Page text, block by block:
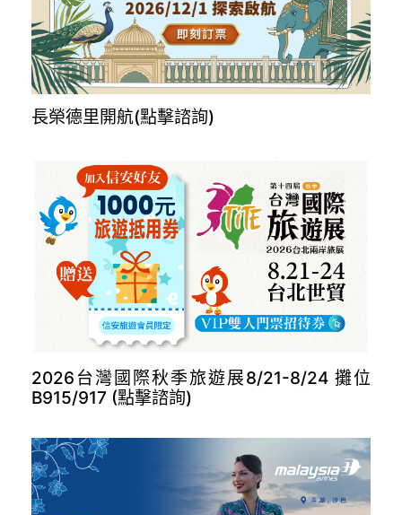
長榮德里開航(點擊諮詢)
2026台灣國際秋季旅遊展8/21-8/24 攤位
B915/917 (點擊諮詢)